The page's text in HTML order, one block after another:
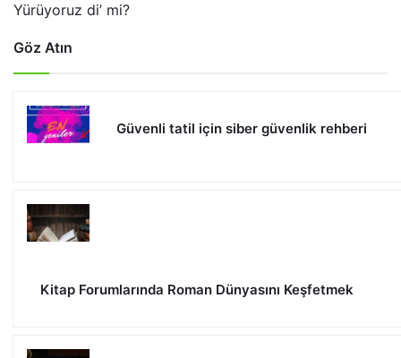
Yürüyoruz di’ mi?
Göz Atın
Güvenli tatil için siber güvenlik rehberi
Kitap Forumlarında Roman Dünyasını Keşfetmek